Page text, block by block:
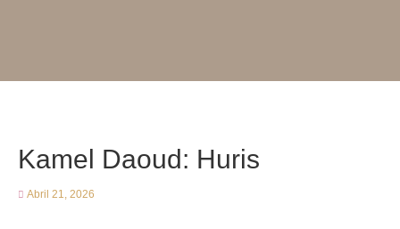
Kamel Daoud: Huris
Abril 21, 2026